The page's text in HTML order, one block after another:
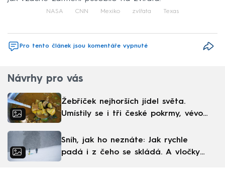
NASA CNN Mexiko zvířata Texas
Pro tento článek jsou komentáře vypnuté
Návrhy pro vás
Žebříček nejhorších jídel světa.
Umístily se i tři české pokrmy, vévodí
Sníh, jak ho neznáte: Jak rychle
padá i z čeho se skládá. A vločky